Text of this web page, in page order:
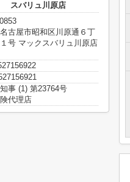
スバリュ川原店
古屋市昭和区川原通６丁
号 マックスバリュ川原店
事 (1) 第23764号
代理店